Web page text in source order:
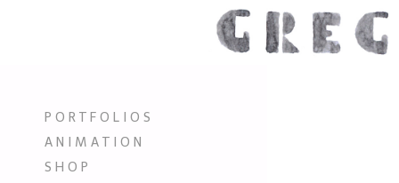
P O R T F O L I O S
A N I M A T I O N
S H O P